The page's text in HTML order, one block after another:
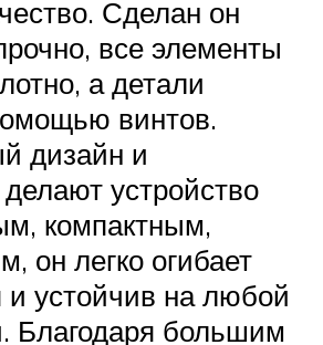
Сделан он
все элементы
а детали
винтов.
дизайн и
делают устройство
компактным,
он легко огибает
и устойчив на любой
Благодаря большим